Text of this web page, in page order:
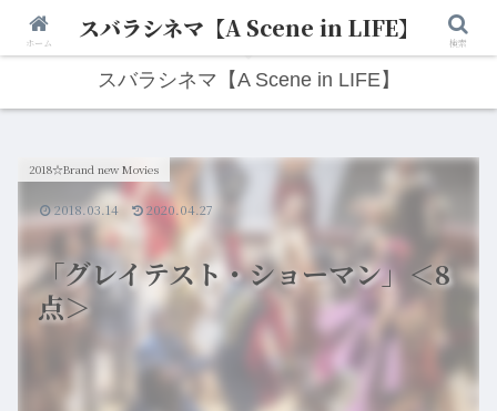
人生は“ひとりごと”から始まる。映画と写真と日々のこと。
スバラシネマ【A Scene in LIFE】
「グレイテスト・ショーマン」＜8
点＞
2018☆Brand new Movies
2018.03.14 2020.04.27
ホーム スバラシネマ【A Scene in LIFE】 検索